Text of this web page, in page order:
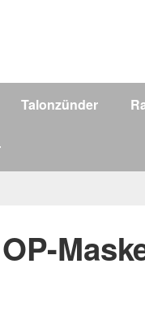
Talonzünder